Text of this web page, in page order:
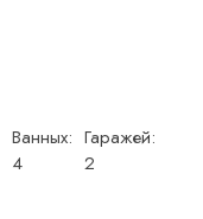
Ванных:
4
Гаражей:
2